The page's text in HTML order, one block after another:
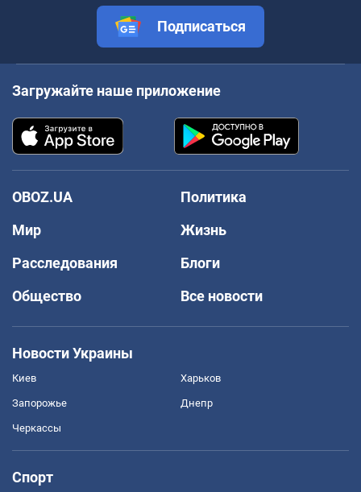
Подписаться
Загружайте наше приложение
OBOZ.UA
Политика
Мир
Жизнь
Расследования
Блоги
Общество
Все новости
Новости Украины
Киев Харьков
Запорожье Днепр
Черкассы
Спорт